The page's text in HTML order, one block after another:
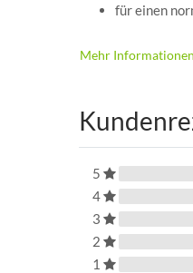
für einen
Mehr
5
4
3
2
1